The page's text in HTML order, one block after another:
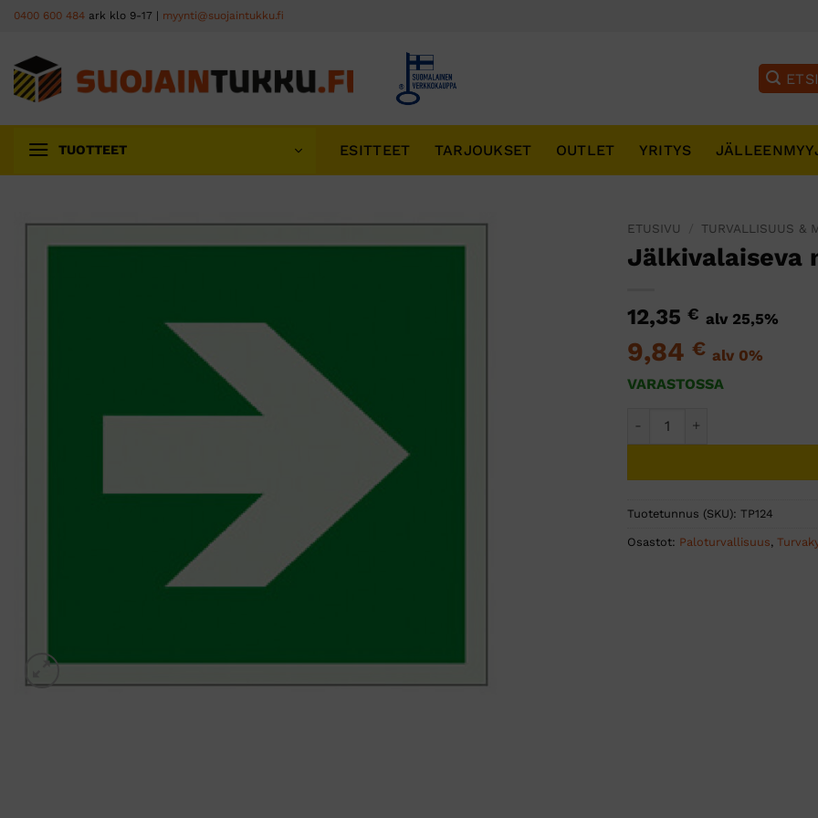
Skip
content
0400 600 484 ark klo 9-17 | myynti@suojaintukku.fi
TUOTTEET ESITTEET TARJOUKSET OUTLET YRITYS
ETUSIVU TURVALLISUUS &
Jälkivalaiseva
12,35 € alv 25,5%
9,84 € alv 0%
VARASTOSSA
Tuotetunnus (SKU): TP124
Osastot: Paloturvallisuus,